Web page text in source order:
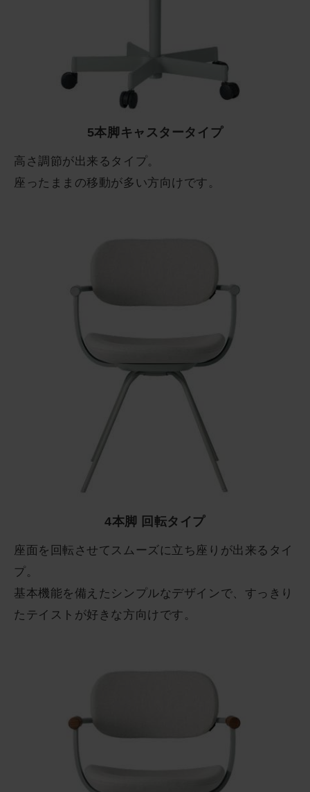
5本脚キャスタータイプ
高さ調節が出来るタイプ。
座ったままの移動が多い方向けです。
4本脚 回転タイプ
座面を回転させてスムーズに立ち座りが出来るタイ
プ。
基本機能を備えたシンプルなデザインで、すっきり
たテイストが好きな方向けです。